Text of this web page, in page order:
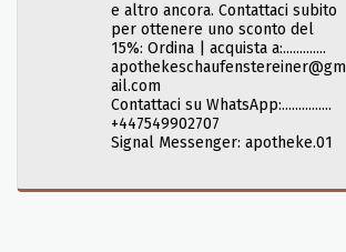
e altro ancora. Contattaci subito
per ottenere uno sconto del
15%: Ordina | acquista a:.............
apothekeschaufenstereiner@gm
ail.com
Contattaci su WhatsApp:...............
+447549902707
Signal Messenger: apotheke.01